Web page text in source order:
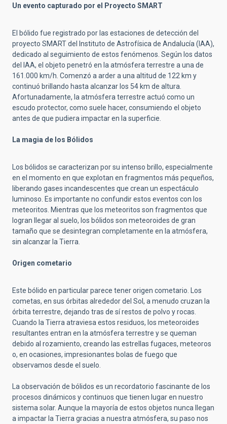
Un evento capturado por el Proyecto SMART
El bólido fue registrado por las estaciones de detección del
proyecto SMART del Instituto de Astrofísica de Andalucía (IAA),
dedicado al seguimiento de estos fenómenos. Según los datos
del IAA, el objeto penetró en la atmósfera terrestre a una de
161.000 km/h. Comenzó a arder a una altitud de 122 km y
continuó brillando hasta alcanzar los 54 km de altura.
Afortunadamente, la atmósfera terrestre actuó como un
escudo protector, como suele hacer, consumiendo el objeto
antes de que pudiera impactar en la superficie.
La magia de los Bólidos
Los bólidos se caracterizan por su intenso brillo, especialmente
en el momento en que explotan en fragmentos más pequeños,
liberando gases incandescentes que crean un espectáculo
luminoso. Es importante no confundir estos eventos con los
meteoritos. Mientras que los meteoritos son fragmentos que
logran llegar al suelo, los bólidos son meteoroides de gran
tamaño que se desintegran completamente en la atmósfera,
sin alcanzar la Tierra.
Origen cometario
Este bólido en particular parece tener origen cometario. Los
cometas, en sus órbitas alrededor del Sol, a menudo cruzan la
órbita terrestre, dejando tras de sí restos de polvo y rocas.
Cuando la Tierra atraviesa estos residuos, los meteoroides
resultantes entran en la atmósfera terrestre y se queman
debido al rozamiento, creando las estrellas fugaces, meteoros
o, en ocasiones, impresionantes bolas de fuego que
observamos desde el suelo.
La observación de bólidos es un recordatorio fascinante de los
procesos dinámicos y continuos que tienen lugar en nuestro
sistema solar. Aunque la mayoría de estos objetos nunca llegan
a impactar la Tierra gracias a nuestra atmósfera, su paso nos